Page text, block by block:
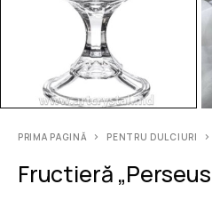
PRIMA PAGINĂ PENTRU DULCIURI
Fructieră